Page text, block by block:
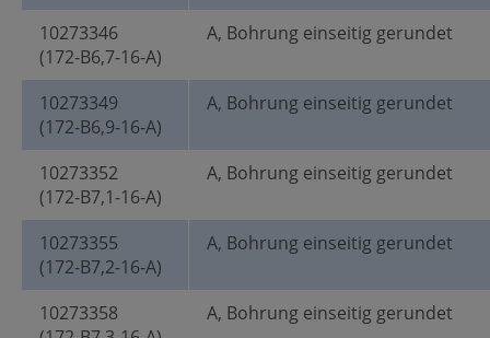
10273346
(172-B6,7-16-A)
A, Bohrung einseitig gerundet
10273349
(172-B6,9-16-A)
A, Bohrung einseitig gerundet
10273352
(172-B7,1-16-A)
A, Bohrung einseitig gerundet
10273355
(172-B7,2-16-A)
A, Bohrung einseitig gerundet
10273358
A, Bohrung einseitig gerundet